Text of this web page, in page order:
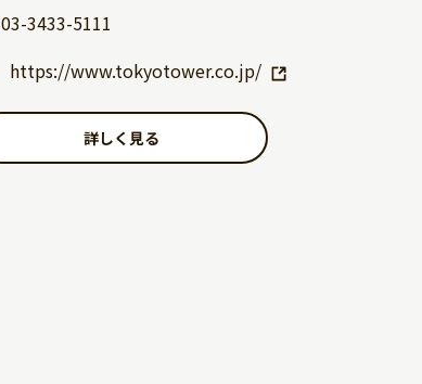
03-3433-5111
https://www.tokyotower.co.jp/
詳しく見る